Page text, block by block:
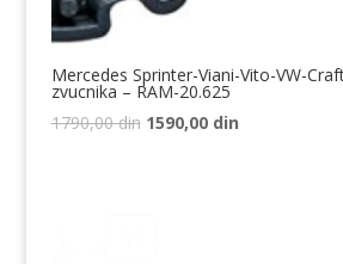
Mercedes Sprinter-Viani-Vito-VW-
zvucnika – RAM-20.625
1790,00din Originalna
1590,00 dinTrenutna